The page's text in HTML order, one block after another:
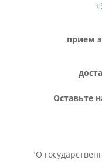
прием
Оставьте
"О